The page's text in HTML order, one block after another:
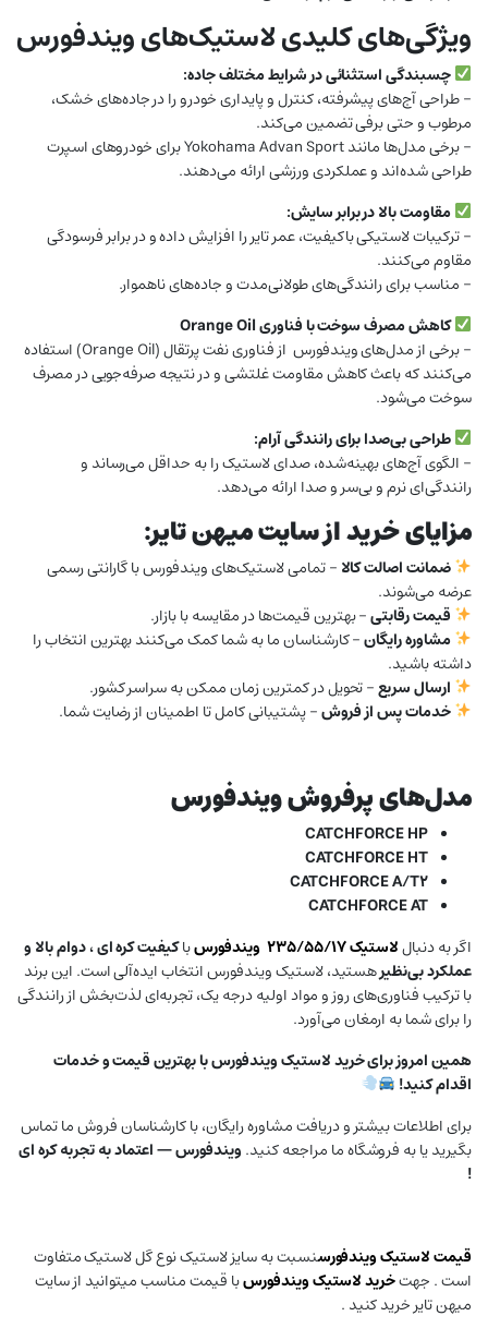
ویژگی‌های کلیدی لاستیک‌های ویندفورس
چسبندگی استثنائی در شرایط مختلف جاده:
– طراحی آج‌های پیشرفته، کنترل و پایداری خودرو را در جاده‌های خشک،
مرطوب و حتی برفی تضمین می‌کند.
– برخی مدل‌ها مانند Yokohama Advan Sport برای خودروهای اسپرت
طراحی شده‌اند و عملکردی ورزشی ارائه می‌دهند.
مقاومت بالا در برابر سایش:
– ترکیبات لاستیکی باکیفیت، عمر تایر را افزایش داده و در برابر فرسودگی
مقاوم می‌کنند.
– مناسب برای رانندگی‌های طولانی‌مدت و جاده‌های ناهموار.
کاهش مصرف سوخت با فناوری Orange Oil
– برخی از مدل‌های ویندفورس از فناوری نفت پرتقال (Orange Oil) استفاده
می‌کنند که باعث کاهش مقاومت غلتشی و در نتیجه صرفه‌جویی در مصرف
سوخت می‌شود.
طراحی بی‌صدا برای رانندگی آرام:
– الگوی آج‌های بهینه‌شده، صدای لاستیک را به حداقل می‌رساند و
رانندگی‌ای نرم و بی‌سر و صدا ارائه می‌دهد.
مزایای خرید از سایت میهن تایر:
ضمانت اصالت کالا – تمامی لاستیک‌های ویندفورس با گارانتی رسمی
عرضه می‌شوند.
قیمت رقابتی– بهترین قیمت‌ها در مقایسه با بازار.
مشاوره رایگان– کارشناسان ما به شما کمک می‌کنند بهترین انتخاب را
داشته باشید.
ارسال سریع– تحویل در کمترین زمان ممکن به سراسر کشور.
خدمات پس از فروش– پشتیبانی کامل تا اطمینان از رضایت شما.
مدل‌های پرفروش ویندفورس
CATCHFORCE HP
CATCHFORCE HT
CATCHFORCE A/T2
CATCHFORCE AT
اگر به دنباللاستیک ۲۳۵/۵۵/۱۷ ویندفورسباکیفیت کره ای ، دوام بالا و
عملکرد بی‌نظیرهستید، لاستیک ویندفورس انتخاب ایده‌آلی است. این برند
با ترکیب فناوری‌های روز و مواد اولیه درجه یک، تجربه‌ای لذت‌بخش از رانندگی
را برای شما به ارمغان می‌آورد.
همین امروز برای خرید لاستیک ویندفورس با بهترین قیمت و خدمات
اقدام کنید!
برای اطلاعات بیشتر و دریافت مشاوره رایگان، با کارشناسان فروش ما تماس
بگیرید یا به فروشگاه ما مراجعه کنید. ویندفورس — اعتماد به تجربه کره ای
!
قیمت لاستیکویندفورسنسبت به سایز لاستیک نوع گل لاستیک متفاوت
است . جهتخرید لاستیک ویندفورسبا قیمت مناسب میتوانید از سایت
میهن تایر خرید کنید .